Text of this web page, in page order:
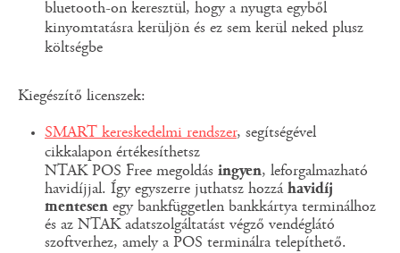
bluetooth-on keresztül, hogy a nyugta egyből
kinyomtatásra kerüljön és ez sem kerül neked plusz
költségbe
Kiegészítő licenszek:
SMART kereskedelmi rendszer, segítségével
cikkalapon értékesíthetsz
NTAK POS Free megoldás ingyen, leforgalmazható
havidíjjal. Így egyszerre juthatsz hozzá havidíj
mentesen egy bankfüggetlen bankkártya terminálhoz
és az NTAK adatszolgáltatást végző vendéglátó
szoftverhez, amely a POS terminálra telepíthető.